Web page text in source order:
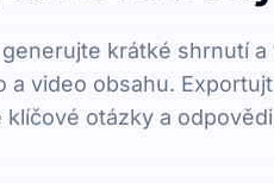
krátké shrnutí
a video obsahu.
otázky a